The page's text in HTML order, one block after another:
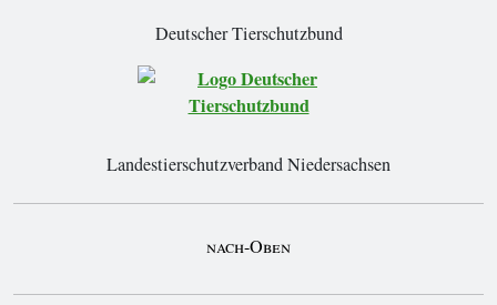
Deutscher Tierschutzbund
Landestierschutzverband Niedersachsen
nach-Oben